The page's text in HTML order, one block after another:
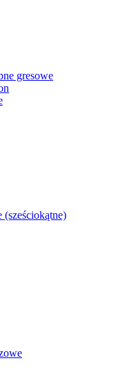
gresowe
(sześciokątne)